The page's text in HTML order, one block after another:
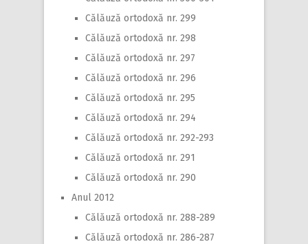
Călăuză ortodoxă nr. 299
Călăuză ortodoxă nr. 298
Călăuză ortodoxă nr. 297
Călăuză ortodoxă nr. 296
Călăuză ortodoxă nr. 295
Călăuză ortodoxă nr. 294
Călăuză ortodoxă nr. 292-293
Călăuză ortodoxă nr. 291
Călăuză ortodoxă nr. 290
Anul 2012
Călăuză ortodoxă nr. 288-289
Călăuză ortodoxă nr. 286-287